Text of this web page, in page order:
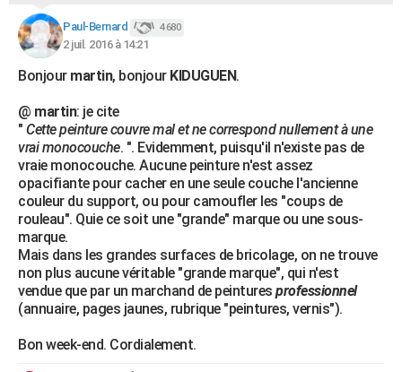
Paul-Bernard 4 680
2 juil. 2016 à 14:21
Bonjour martin, bonjour KIDUGUEN.
@ martin: je cite
" Cette peinture couvre mal et ne correspond nullement à une
vrai monocouche. ". Evidemment, puisqu'il n'existe pas de
vraie monocouche. Aucune peinture n'est assez
opacifiante pour cacher en une seule couche l'ancienne
couleur du support, ou pour camoufler les "coups de
rouleau". Quie ce soit une "grande" marque ou une sous-
marque.
Mais dans les grandes surfaces de bricolage, on ne trouve
non plus aucune véritable "grande marque", qui n'est
vendue que par un marchand de peintures professionnel
(annuaire, pages jaunes, rubrique "peintures, vernis").
Bon week-end. Cordialement.